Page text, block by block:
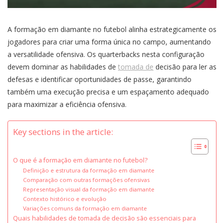
A formação em diamante no futebol alinha estrategicamente os
jogadores para criar uma forma única no campo, aumentando
a versatilidade ofensiva. Os quarterbacks nesta configuração
devem dominar as habilidades de tomada de decisão para ler as
defesas e identificar oportunidades de passe, garantindo
também uma execução precisa e um espaçamento adequado
para maximizar a eficiência ofensiva.
Key sections in the article:
O que é a formação em diamante no futebol?
Definição e estrutura da formação em diamante
Comparação com outras formações ofensivas
Representação visual da formação em diamante
Contexto histórico e evolução
Variações comuns da formação em diamante
Quais habilidades de tomada de decisão são essenciais para